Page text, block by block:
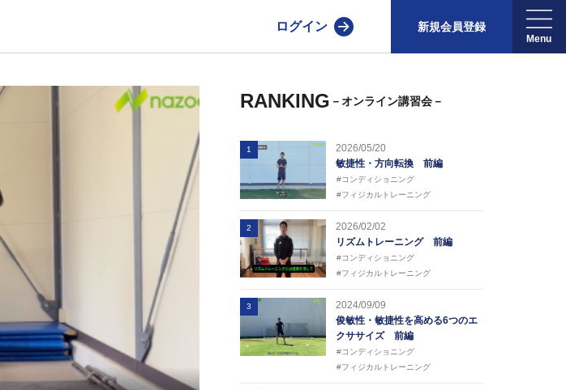
ログイン 新規会員登録
RANKING －オンライン講習会－
1
2026/05/20
敏捷性・方向転換 前編
#コンディショニング
#フィジカルトレーニング
2
2026/02/02
リズムトレーニング 前編
#コンディショニング
#フィジカルトレーニング
3
2024/09/09
俊敏性・敏捷性を高める6つのエ
クササイズ 前編
#コンディショニング
#フィジカルトレーニング